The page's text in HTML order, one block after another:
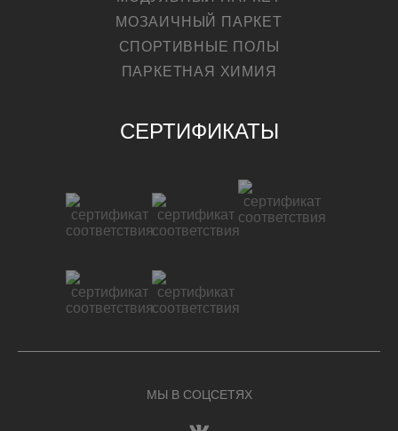
МОЗАИЧНЫЙ ПАРКЕТ
СПОРТИВНЫЕ ПОЛЫ
ПАРКЕТНАЯ ХИМИЯ
СЕРТИФИКАТЫ
МЫ В СОЦСЕТЯХ